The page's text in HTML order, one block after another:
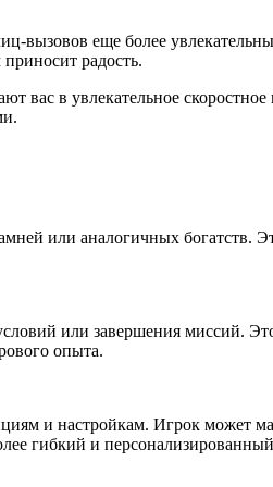
вызовов еще более
радость.
вас в увлекательное
или аналогичных богатств.
или завершения миссий.
опыта.
и настройкам. Игрок может
гибкий и